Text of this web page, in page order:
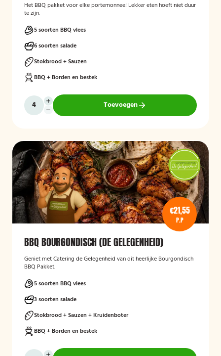
Het BBQ pakket voor elke portemonnee! Lekker eten hoeft niet duur
te zijn.
5 soorten BBQ vlees
6 soorten salade
Stokbrood + Sauzen
BBQ + Borden en bestek
Toevoegen
€21,55
P.P
BBQ BOURGONDISCH (DE GELEGENHEID)
Geniet met Catering de Gelegenheid van dit heerlijke Bourgondisch
BBQ Pakket.
5 soorten BBQ vlees
3 soorten salade
Stokbrood + Sauzen + Kruidenboter
BBQ + Borden en bestek